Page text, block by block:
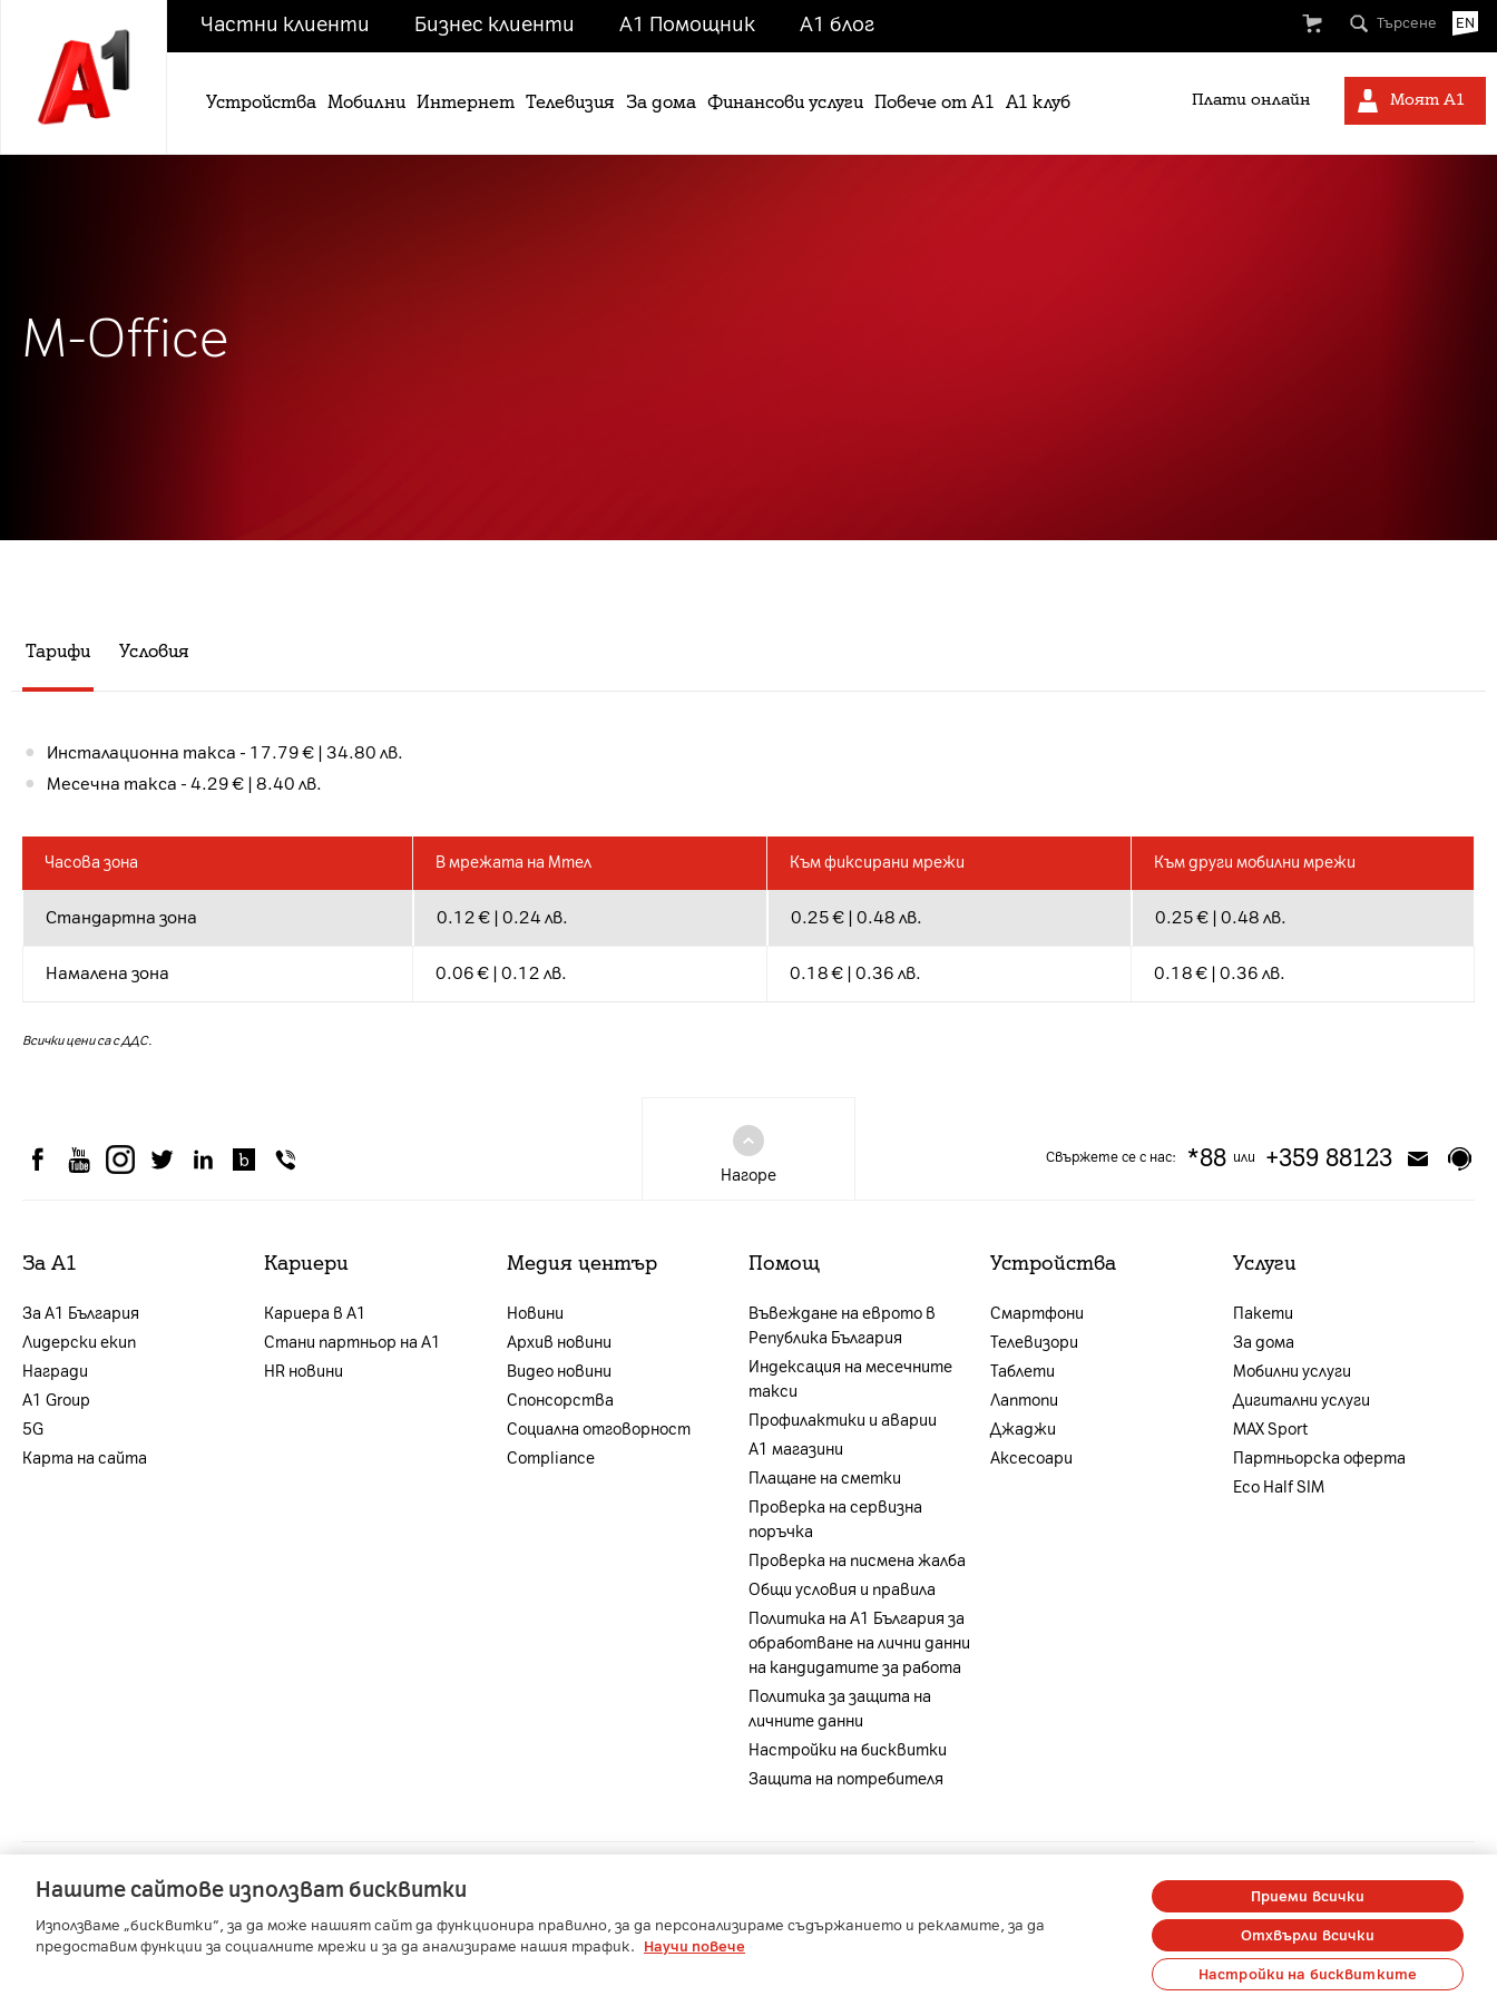
Частни клиенти Бизнес клиенти A1 Помощник A1 блог Търсене EN
Устройства Мобилни Интернет Телевизия За дома Финансови услуги Повече от А1 A1 клуб Плати онлайн Моят А1
M-Office
Тарифи Условия
Инсталационна такса - 17.79 € | 34.80 лв.
Месечна такса - 4.29 € | 8.40 лв.
Часова зона В мрежата на Мтел Към фиксирани мрежи Към други мобилни мрежи
Стандартна зона 0.12 € | 0.24 лв. 0.25 € | 0.48 лв. 0.25 € | 0.48 лв.
Намалена зона 0.06 € | 0.12 лв. 0.18 € | 0.36 лв. 0.18 € | 0.36 лв.
Всички цени са с ДДС.
Нагоре
Свържете се с нас: *88 или +359 88123
За А1
За А1 България
Лидерски екип
Награди
А1 Group
5G
Карта на сайта
Кариери
Кариера в А1
Стани партньор на А1
HR новини
Медия център
Новини
Архив новини
Видео новини
Спонсорства
Социална отговорност
Compliance
Помощ
Въвеждане на еврото в
Република България
Индексация на месечните
такси
Профилактики и аварии
А1 магазини
Плащане на сметки
Проверка на сервизна
поръчка
Проверка на писмена жалба
Общи условия и правила
Политика на A1 България за
обработване на лични данни
на кандидатите за работа
Политика за защита на
личните данни
Настройки на бисквитки
Защита на потребителя
Устройства
Смартфони
Телевизори
Таблети
Лаптопи
Джаджи
Аксесоари
Услуги
Пакети
За дома
Мобилни услуги
Дигитални услуги
MAX Sport
Партньорска оферта
Eco Half SIM
A1 Austria - A1 Croatia - A1 Serbia Member of A1 Group
Copyright © 2025 А1 България. | Protected by reCAPTCHA
Карти на покритие Профилактики и аварии
Нашите сайтове използват бисквитки
Използваме „бисквитки“, за да може нашият сайт да функционира правилно, за да персонализираме съдържанието и рекламите, за да
предоставим функции за социалните мрежи и за да анализираме нашия трафик.
Научи повече
Настройки на бисквитките
Отхвърли всички
Приеми всички